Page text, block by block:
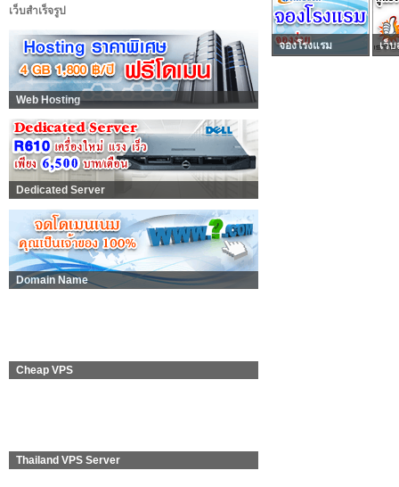
เว็บสำเร็จรูป
Web Hosting
Dedicated Server
Domain Name
Cheap VPS
Thailand VPS Server
จองโรงแรม เว็บ